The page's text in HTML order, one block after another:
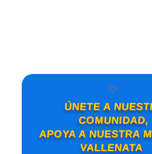
🤍
ÚNETE A
COMUNIDAD,
APOYA A NUESTRA
VALLENATA